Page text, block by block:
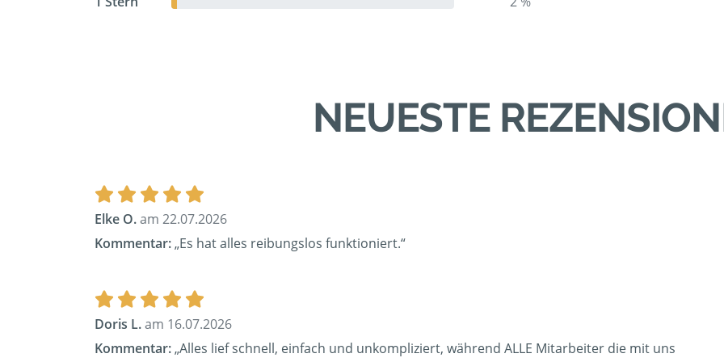
NEUESTE
Elke O.am 22.07.2026
Kommentar:„Es hat alles reibungslos funktioniert.“
Doris L.am 16.07.2026
Kommentar:„Alles lief schnell, einfach und unkompliziert, während ALLE Mitarbeiter die mit uns